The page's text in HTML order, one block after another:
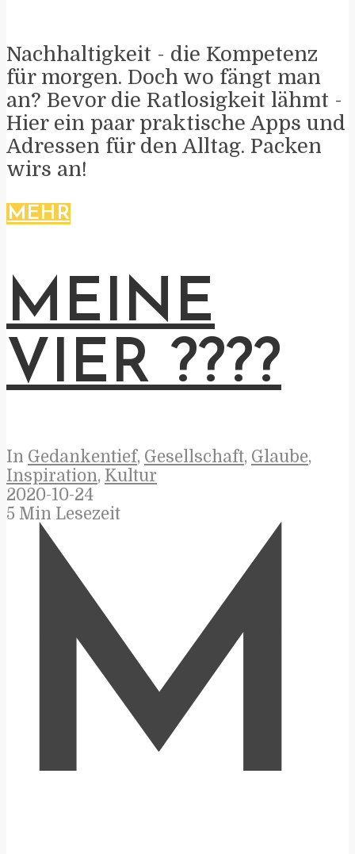
Nachhaltigkeit - die Kompetenz
für morgen. Doch wo fängt man
an? Bevor die Ratlosigkeit lähmt -
Hier ein paar praktische Apps und
Adressen für den Alltag. Packen
wirs an!
MEHR
MEINE
VIER ????
In Gedankentief, Gesellschaft, Glaube,
Inspiration, Kultur
2020-10-24
5 Min Lesezeit
M